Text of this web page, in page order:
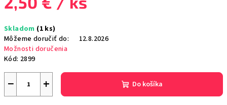
cena:
Skladom (1 ks)
Môžeme doručiť do:
12.8.2026
Možnosti doručenia
Kód: 2899
+
− Do košíka